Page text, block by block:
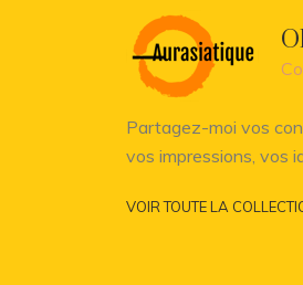
Partagez-moi vos
vos impressions, vos
VOIR TOUTE LA